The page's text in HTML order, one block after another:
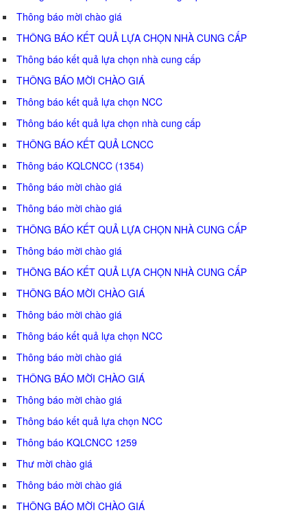
Thông báo mời chào giá
THÔNG BÁO KẾT QUẢ LỰA CHỌN NHÀ CUNG CẤP
Thông báo kết quả lựa chọn nhà cung cấp
THÔNG BÁO MỜI CHÀO GIÁ
Thông báo kết quả lựa chọn NCC
Thông báo kết quả lựa chọn nhà cung cấp
THÔNG BÁO KẾT QUẢ LCNCC
Thông báo KQLCNCC (1354)
Thông báo mời chào giá
Thông báo mời chào giá
THÔNG BÁO KẾT QUẢ LỰA CHỌN NHÀ CUNG CẤP
Thông báo mời chào giá
THÔNG BÁO KẾT QUẢ LỰA CHỌN NHÀ CUNG CẤP
THÔNG BÁO MỜI CHÀO GIÁ
Thông báo mời chào giá
Thông báo kết quả lựa chọn NCC
Thông báo mời chào giá
THÔNG BÁO MỜI CHÀO GIÁ
Thông báo mời chào giá
Thông báo kết quả lựa chọn NCC
Thông báo KQLCNCC 1259
Thư mời chào giá
Thông báo mời chào giá
THÔNG BÁO MỜI CHÀO GIÁ